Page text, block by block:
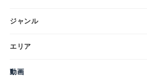
ジャンル
エリア
動画